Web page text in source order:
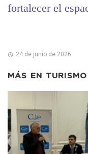
fortalecer el
24 de junio de 2026
MÁS EN TURISMO